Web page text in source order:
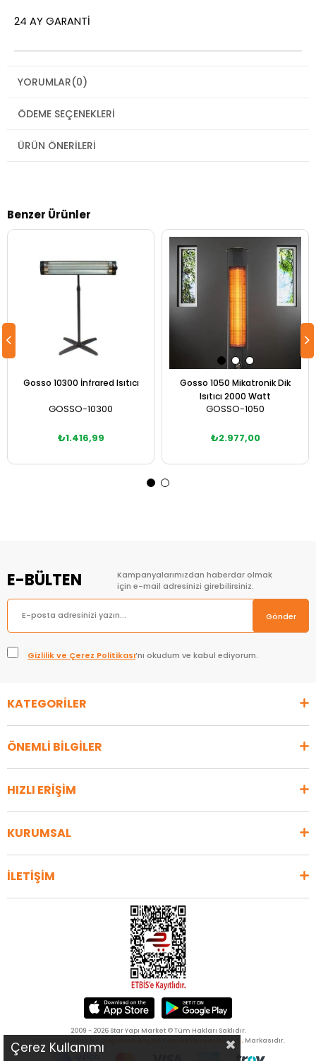
24 AY GARANTİ
YORUMLAR(0)
ÖDEME SEÇENEKLERI
ÜRÜN ÖNERILERI
Benzer Ürünler
Gosso 10300 İnfrared Isıtıcı
GOSSO-10300
₺1.416,99
Gosso 1050 Mikatronik Dik
Isıtıcı 2000 Watt
GOSSO-1050
₺2.977,00
E-BÜLTEN
Kampanyalarımızdan haberdar olmak
için e-mail adresinizi girebilirsiniz.
Gönder
Gizlilik ve Çerez Politikası’nı okudum ve kabul ediyorum.
KATEGORİLER
ÖNEMLİ BİLGİLER
HIZLI ERİŞİM
KURUMSAL
İLETİŞİM
2009 - 2026 Star Yapı Market © Tüm Hakları Saklıdır.
Çağlayan Ahşap Yapı Aksesuarları A.Ş. Markasıdır.
Çerez Kullanımı